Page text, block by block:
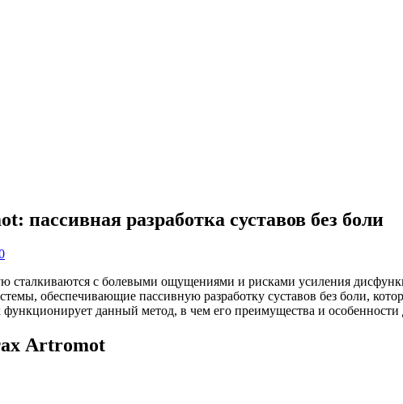
пассивная разработка суставов без боли
сталкиваются с болевыми ощущениями и рисками усиления
обеспечивающие пассивную разработку суставов без боли,
функционирует данный метод, в чем его преимущества и
Artromot